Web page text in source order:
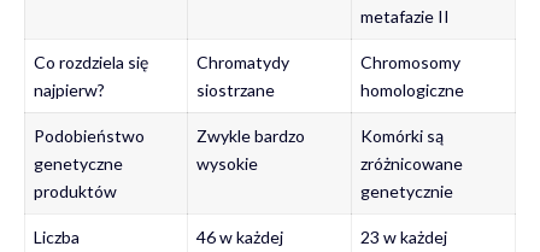
metafazie II
Co rozdziela się
najpierw?
Chromatydy
siostrzane
Chromosomy
homologiczne
Podobieństwo
genetyczne
produktów
Zwykle bardzo
wysokie
Komórki są
zróżnicowane
genetycznie
Liczba
46 w każdej
23 w każdej